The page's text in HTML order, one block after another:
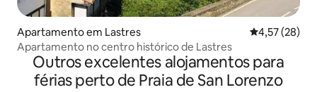
Apartamento em Lastres Classificação
4,57 (28)
Apartamento no centro histórico de Lastres
Outros excelentes alojamentos para
férias perto de Praia de San Lorenzo